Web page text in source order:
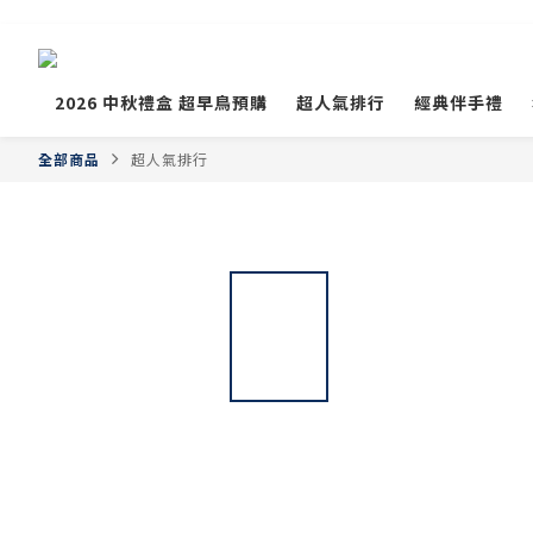
2026 中秋禮盒 超早鳥預購 超人氣排行 經典伴手禮
全部商品 超人氣排行